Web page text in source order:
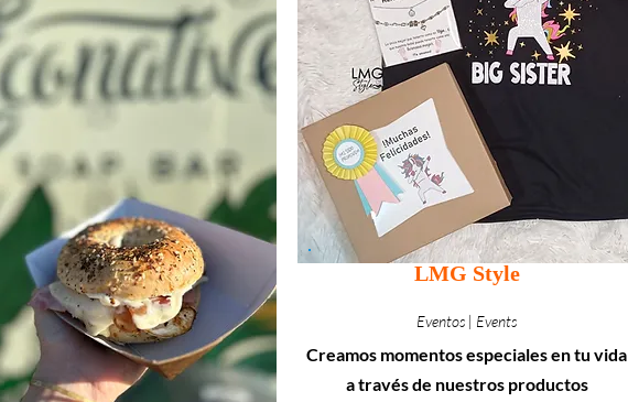
LMG Style
Eventos | Events
Creamos momentos especiales en tu vida
a través de nuestros productos